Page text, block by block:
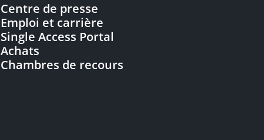
Centre de presse
Emploi et carrière
Single Access Portal
Achats
Chambres de recours